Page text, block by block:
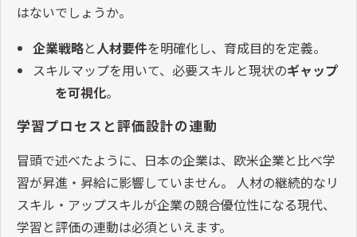
はないでしょうか。
企業戦略と人材要件を明確化し、育成目的を定義。
スキルマップを用いて、必要スキルと現状のギャップ
を可視化。
学習プロセスと評価設計の連動
冒頭で述べたように、日本の企業は、欧米企業と比べ学
習が昇進・昇給に影響していません。 人材の継続的なリ
スキル・アップスキルが企業の競合優位性になる現代、
学習と評価の連動は必須といえます。